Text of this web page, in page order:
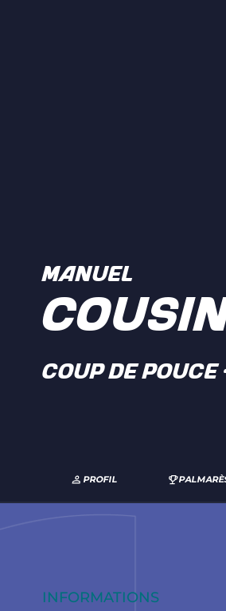
MANUEL
COUP DE POUCE
INFORMATIONS
PROFIL